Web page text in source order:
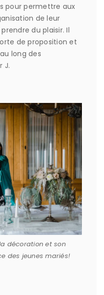
pour permettre aux
de leur
du plaisir. Il
de proposition et
long des
J.
décoration et son
des jeunes mariés!